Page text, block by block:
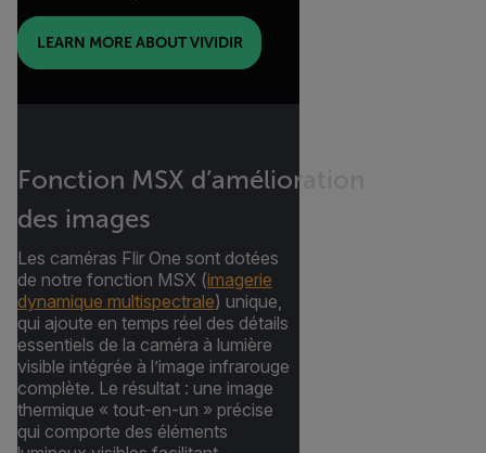
LEARN MORE ABOUT VIVIDIR
Fonction MSX d’amélioration
des images
Les caméras Flir One sont dotées
de notre fonction MSX (imagerie
dynamique multispectrale) unique,
qui ajoute en temps réel des détails
essentiels de la caméra à lumière
visible intégrée à l’image infrarouge
complète. Le résultat : une image
thermique « tout-en-un » précise
qui comporte des éléments